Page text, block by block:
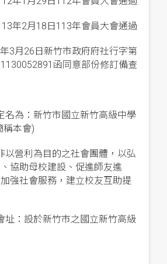
年2月18日113年會員大會通過
3月26日新竹市政府府社行字第
1130052891函同意部份修訂備查
名為：新竹市國立新竹高級中學
稱本會)
以營利為目的之社會團體，以弘
協助母校建設、促進師友進
強社會服務，建立校友互助提
址：設於新竹市之國立新竹高級